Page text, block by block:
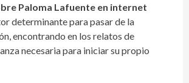
Paloma Lafuente en internet
determinante para pasar de la
encontrando en los relatos de
necesaria para iniciar su propio